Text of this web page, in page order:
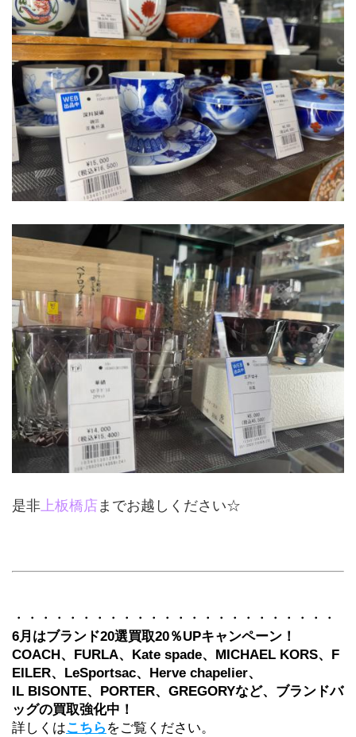
是非上板橋店 までお越しください☆
・・・・・・・・・・・・・・・・・・・・・・・・
6月はブランド20選買取20％UPキャンペーン！
COACH、FURLA、Kate spade、MICHAEL KORS、F
EILER、LeSportsac、Herve chapelier、
IL BISONTE、PORTER、GREGORYなど、ブランドバ
ッグの買取強化中！
詳しくはこちら をご覧ください。